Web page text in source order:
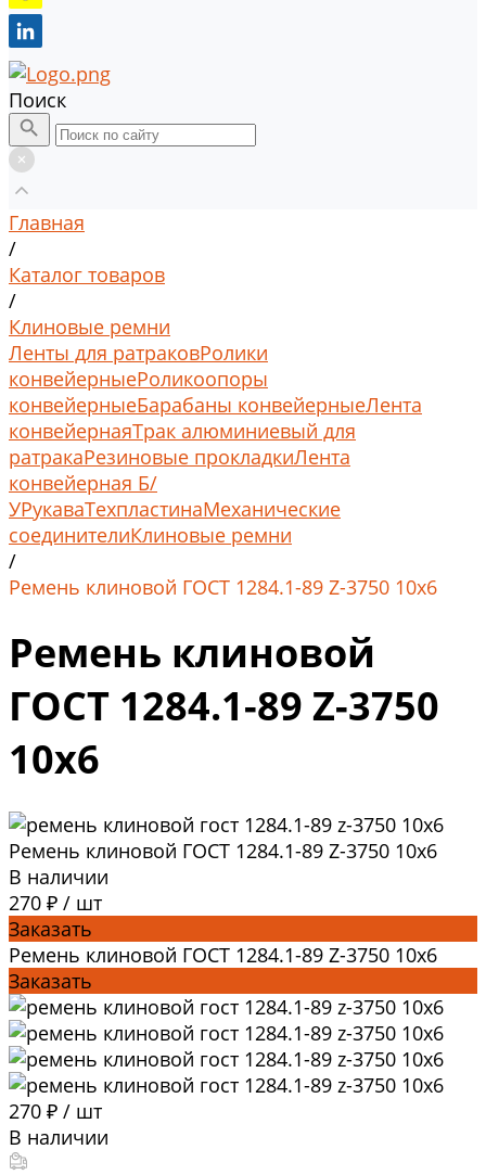
Поиск
Главная
/
Каталог товаров
/
Клиновые ремни
Ленты для ратраковРолики
конвейерныеРоликоопоры
конвейерныеБарабаны конвейерныеЛента
конвейернаяТрак алюминиевый для
ратракаРезиновые прокладкиЛента
конвейерная Б/
УРукаваТехпластинаМеханические
соединителиКлиновые ремни
/
Ремень клиновой ГОСТ 1284.1-89 Z-3750 10x6
Ремень клиновой
ГОСТ 1284.1-89 Z-3750
10x6
Ремень клиновой ГОСТ 1284.1-89 Z-3750 10x6
В наличии
270 ₽ / шт
Заказать
Ремень клиновой ГОСТ 1284.1-89 Z-3750 10x6
Заказать
270 ₽ / шт
В наличии